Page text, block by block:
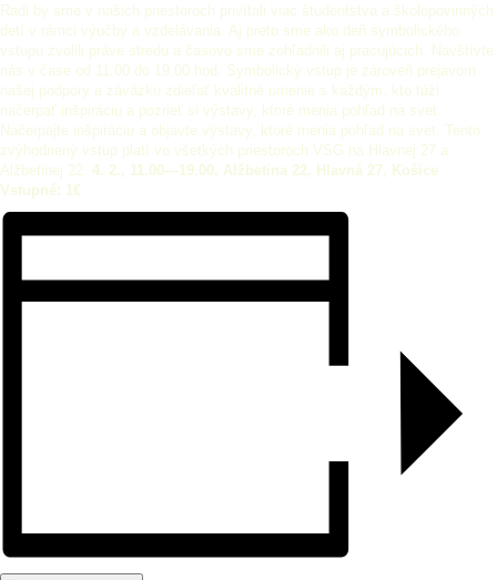
Radi by sme v našich priestoroch privítali viac študentstva a školopovinných
detí v rámci výučby a vzdelávania. Aj preto sme ako deň symbolického
vstupu zvolili práve stredu a časovo sme zohľadnili aj pracujúcich. Navštívte
nás v čase od 11.00 do 19.00 hod. Symbolický vstup je zároveň prejavom
našej podpory a záväzku zdieľať kvalitné umenie s každým, kto túži
načerpať inšpiráciu a pozrieť si výstavy, ktoré menia pohľad na svet.
Načerpajte inšpiráciu a objavte výstavy, ktoré menia pohľad na svet. Tento
zvýhodnený vstup platí vo všetkých priestoroch VSG na Hlavnej 27 a
Alžbetinej 22. 4. 2., 11.00—19.00, Alžbetina 22, Hlavná 27, Košice
Vstupné: 1€